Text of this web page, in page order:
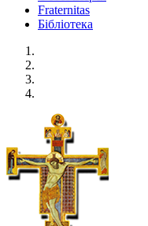
Fraternitas
Бібліотека